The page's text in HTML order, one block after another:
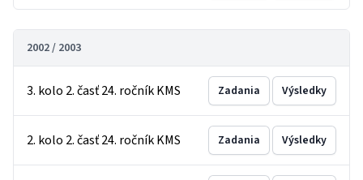
2002 / 2003
3. kolo 2. časť 24. ročník KMS Zadania Výsledky
2. kolo 2. časť 24. ročník KMS Zadania Výsledky